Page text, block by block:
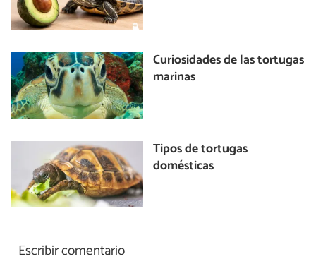
Curiosidades de las tortugas
marinas
Tipos de tortugas
domésticas
Escribir comentario